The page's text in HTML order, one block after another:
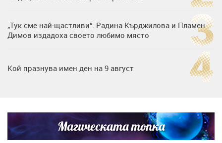
„Тук сме най-щастливи“: Радина Кърджилова и Пламен
Димов издадоха своето любимо място
Кой празнува имен ден на 9 август
Братя Аргирови я изненадаха с песен
Магическата топка